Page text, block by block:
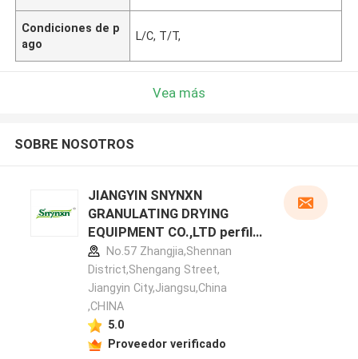
Condiciones de p
ago
L/C, T/T,
Vea más
SOBRE NOSOTROS
JIANGYIN SNYNXN
GRANULATING DRYING
EQUIPMENT CO.,LTD perfil
del fabricante
No.57 Zhangjia,Shennan
District,Shengang Street,
Jiangyin City,Jiangsu,China
,CHINA
5.0
Proveedor verificado